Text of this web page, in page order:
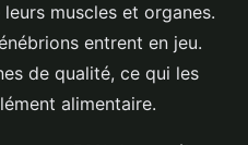
muscles et organes.
entrent en jeu.
de qualité, ce qui les
alimentaire.